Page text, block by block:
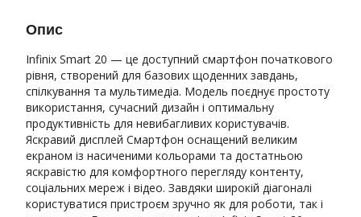
Опис
Infinix Smart 20 — це доступний смартфон початкового
рівня, створений для базових щоденних завдань,
спілкування та мультимедіа. Модель поєднує простоту
використання, сучасний дизайн і оптимальну
продуктивність для невибагливих користувачів.
Яскравий дисплей Смартфон оснащений великим
екраном із насиченими кольорами та достатньою
яскравістю для комфортного перегляду контенту,
соціальних мереж і відео. Завдяки широкій діагоналі
користуватися пристроєм зручно як для роботи, так і